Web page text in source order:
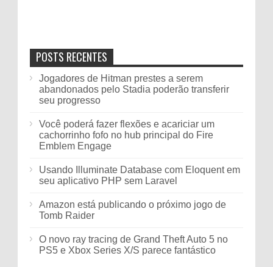
POSTS RECENTES
Jogadores de Hitman prestes a serem
abandonados pelo Stadia poderão transferir
seu progresso
Você poderá fazer flexões e acariciar um
cachorrinho fofo no hub principal do Fire
Emblem Engage
Usando Illuminate Database com Eloquent em
seu aplicativo PHP sem Laravel
Amazon está publicando o próximo jogo de
Tomb Raider
O novo ray tracing de Grand Theft Auto 5 no
PS5 e Xbox Series X/S parece fantástico